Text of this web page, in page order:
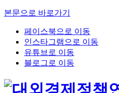
본문으로 바로가기
페이스북으로 이동
인스타그램으로 이동
유튜브로 이동
블로그로 이동